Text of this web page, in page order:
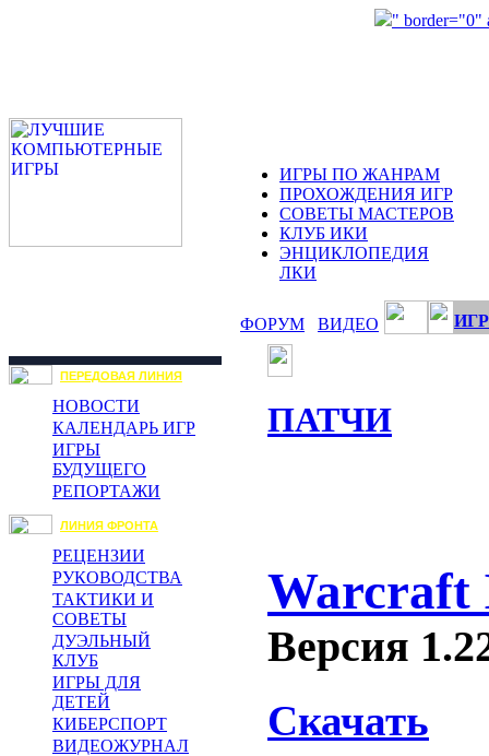
" border="0"
ИГРЫ ПО ЖАНРАМ
ПРОХОЖДЕНИЯ ИГР
СОВЕТЫ МАСТЕРОВ
КЛУБ ИКИ
ЭНЦИКЛОПЕДИЯ
ЛКИ
ФОРУМ ВИДЕО
ПЕРЕДОВАЯ ЛИНИЯ
НОВОСТИ
КАЛЕНДАРЬ ИГР
ИГРЫ
БУДУЩЕГО
РЕПОРТАЖИ
ЛИНИЯ ФРОНТА
РЕЦЕНЗИИ
РУКОВОДСТВА
ТАКТИКИ И
СОВЕТЫ
ДУЭЛЬНЫЙ
КЛУБ
ИГРЫ ДЛЯ
ДЕТЕЙ
КИБЕРСПОРТ
ВИДЕОЖУРНАЛ
ПАТЧИ
Warcraft
Версия
Скачать